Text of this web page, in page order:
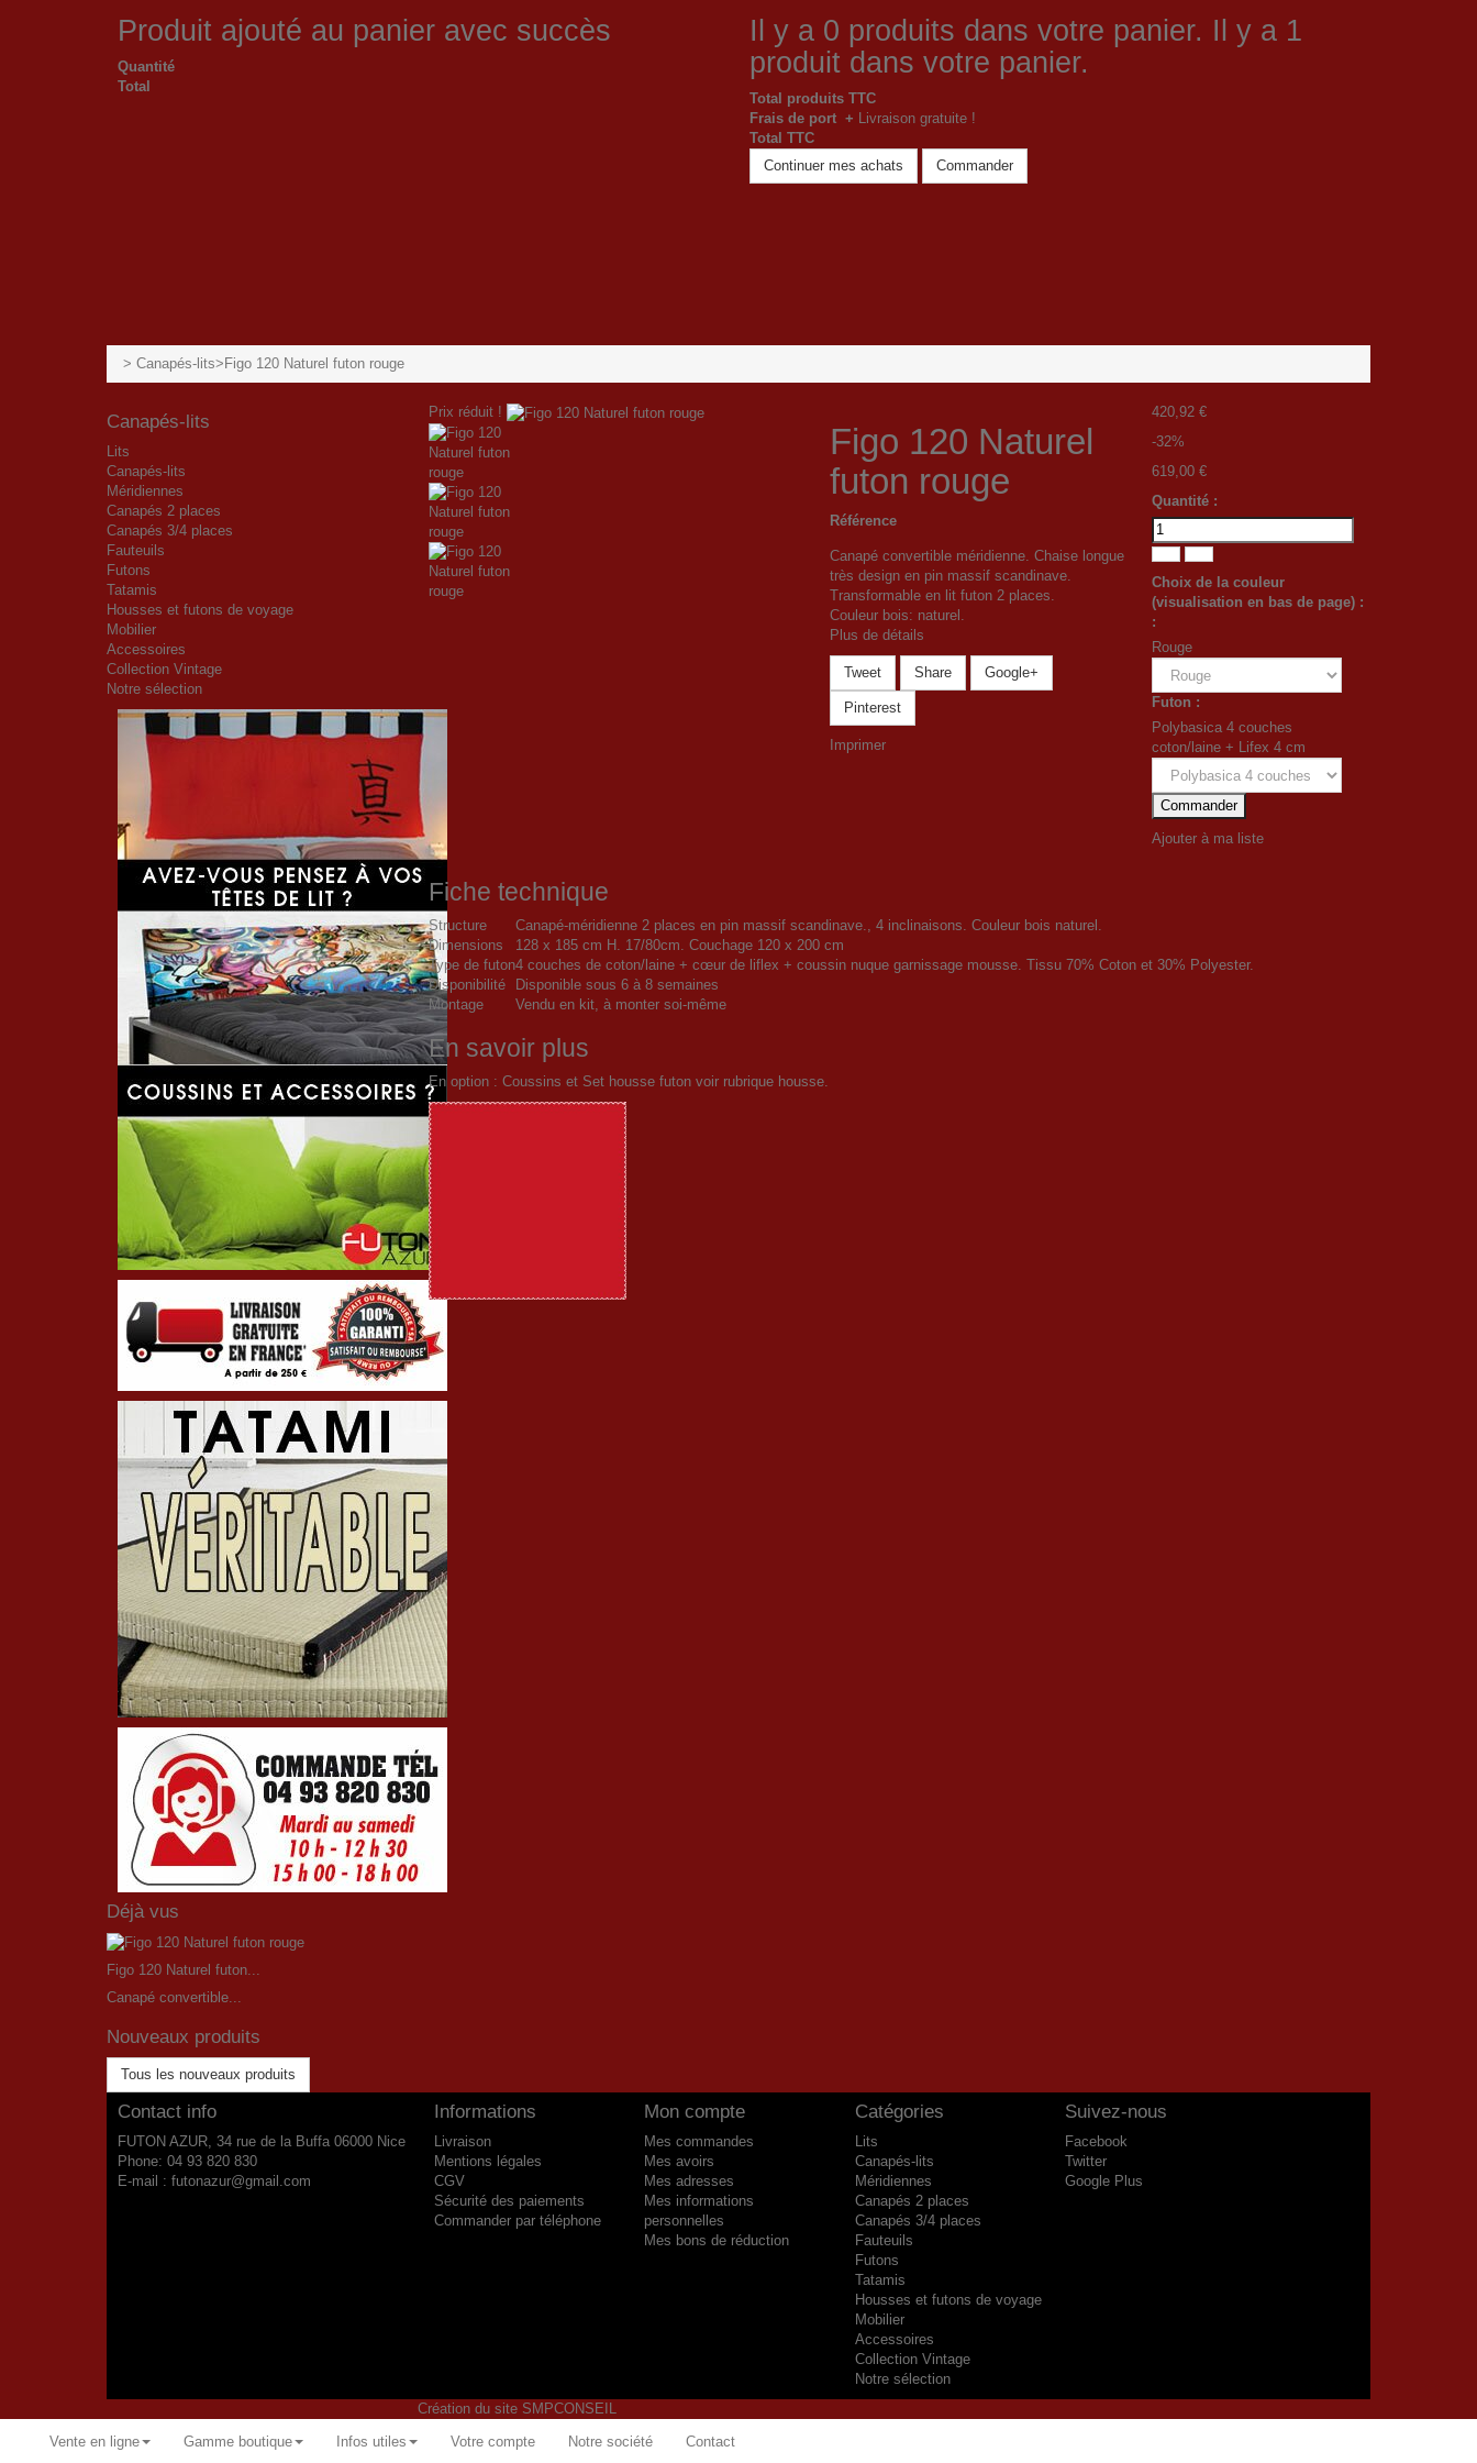
Produit ajouté au panier avec succès
Quantité
Total
Il y a 0 produits dans votre panier. Il y a 1
produit dans votre panier.
Total produits TTC
Frais de port + Livraison gratuite !
Total TTC
Continuer mes achats
Commander
> Canapés-lits> Figo 120 Naturel futon rouge
Canapés-lits
Lits
Canapés-lits
Méridiennes
Canapés 2 places
Canapés 3/4 places
Fauteuils
Futons
Tatamis
Housses et futons de voyage
Mobilier
Accessoires
Collection Vintage
Notre sélection
Déjà vus
Figo 120 Naturel futon...
Canapé convertible...
Nouveaux produits
Tous les nouveaux produits
Prix réduit !
Figo 120 Naturel
futon rouge
Référence
Canapé convertible méridienne. Chaise longue
très design en pin massif scandinave.
Transformable en lit futon 2 places.
Couleur bois: naturel.
Plus de détails
Tweet Share Google+
Pinterest
Imprimer
420,92 €
-32%
619,00 €
Quantité :
Choix de la couleur
(visualisation en bas de page) :
:
Rouge
Futon :
Polybasica 4 couches
coton/laine + Lifex 4 cm
Commander
Ajouter à ma liste
Fiche technique
Structure
Canapé-méridienne 2 places en pin massif scandinave., 4 inclinaisons. Couleur bois naturel.
Dimensions
128 x 185 cm H. 17/80cm. Couchage 120 x 200 cm
Type de futon4 couches de coton/laine + cœur de liflex + coussin nuque garnissage mousse. Tissu 70% Coton et 30% Polyester.
Disponibilité
Disponible sous 6 à 8 semaines
Montage
Vendu en kit, à monter soi-même
En savoir plus
En option : Coussins et Set housse futon voir rubrique housse.
Contact info
FUTON AZUR, 34 rue de la Buffa 06000 Nice
Phone: 04 93 820 830
E-mail : futonazur@gmail.com
Informations
Livraison
Mentions légales
CGV
Sécurité des paiements
Commander par téléphone
Mon compte
Mes commandes
Mes avoirs
Mes adresses
Mes informations
personnelles
Mes bons de réduction
Catégories
Lits
Canapés-lits
Méridiennes
Canapés 2 places
Canapés 3/4 places
Fauteuils
Futons
Tatamis
Housses et futons de voyage
Mobilier
Accessoires
Collection Vintage
Notre sélection
Suivez-nous
Facebook
Twitter
Google Plus
Création du site SMPCONSEIL
Vente en ligne
Gamme boutique Infos utiles Votre compte Notre société Contact